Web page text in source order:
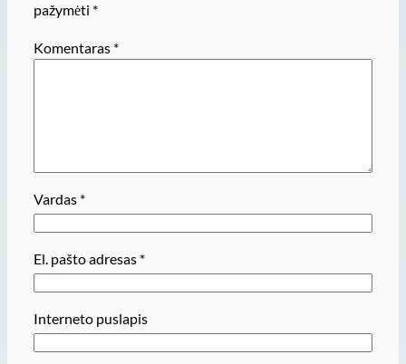
pažymėti *
Komentaras *
Vardas *
El. pašto adresas *
Interneto puslapis